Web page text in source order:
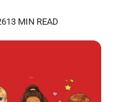
13 MIN READ